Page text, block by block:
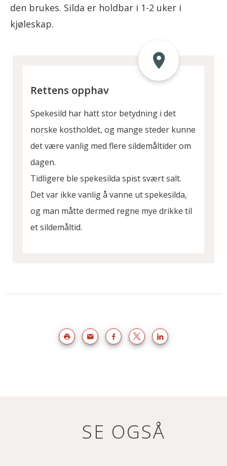
den brukes. Silda er holdbar i 1-2 uker i
kjøleskap.
Rettens opphav
Spekesild har hatt stor betydning i det
norske kostholdet, og mange steder kunne
det være vanlig med flere sildemåltider om
dagen.
Tidligere ble spekesilda spist svært salt.
Det var ikke vanlig å vanne ut spekesilda,
og man måtte dermed regne mye drikke til
et sildemåltid.
SE OGSÅ